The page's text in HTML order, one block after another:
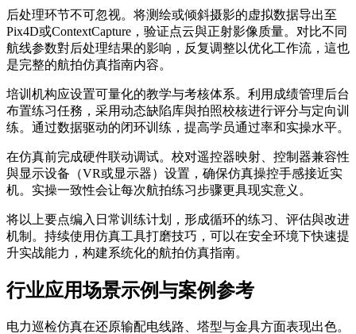
后处理环节不可忽视。将测绘或倾斜摄影的虚拟数据导出至
Pix4D或ContextCapture，验证点云與正射影像质量。对比不同
航线参数對后处理结果的影响，反复调整以优化工作流，這也
是完整的航拍仿真指南内容。
培训机构应设置可量化的教学与考核体系。利用成绩管理后台
布置练习任務，采用动态缺陷库與拍照校核进行评分与定向训
练。通过数据驱动的闭环训练，提高学员通过率和实操水平。
在仿真前完成硬件联动调试。校对遥控器映射、控制器兼容性
與显示设备（VR或显示器）设置，确保仿真操控手感接近实
机。实操一致性会让每次航拍练习步骤更具现实意义。
将以上要点编入日常训练计划，形成循环的练习、评估與改进
机制。持续使用仿真工具打磨技巧，可以在安全环境下快速提
升实战能力，构建系统化的航拍仿真指南。
行业应用场景示例与案例参考
电力巡检仿真在还原输配电线路、塔型与金具方面表现出色。